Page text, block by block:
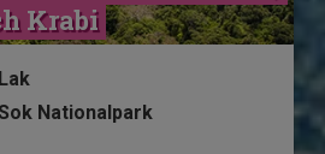
Krabi
Nationalpark